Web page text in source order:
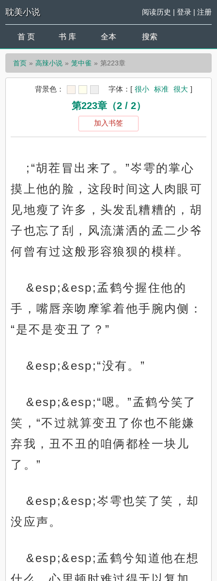
耽美小说 阅读历史 | 登录| 注册
首 页 书 库 全本 搜索
首页 高辣小说 笼中雀 第223章
背景色： 字体： [ 很小 标准 很大 ]
第223章（2 / 2）
加入书签
;“胡茬冒出来了。”岑雩的掌心
摸上他的脸，这段时间这人肉眼可
见地瘦了许多，头发乱糟糟的，胡
子也忘了刮，风流潇洒的孟二少爷
何曾有过这般形容狼狈的模样。
&esp;&esp;孟鹤兮握住他的
手，嘴唇亲吻摩挲着他手腕内侧：
“是不是变丑了？”
&esp;&esp;“没有。”
&esp;&esp;“嗯。”孟鹤兮笑了
笑，“不过就算变丑了你也不能嫌
弃我，丑不丑的咱俩都栓一块儿
了。”
&esp;&esp;岑雩也笑了笑，却
没应声。
&esp;&esp;孟鹤兮知道他在想